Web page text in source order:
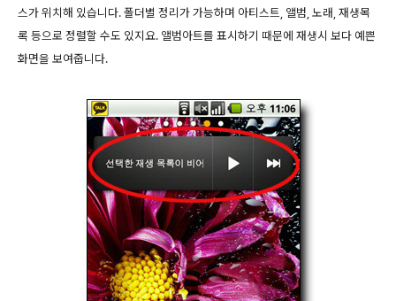
스가 위치해 있습니다. 폴더별 정리가 가능하며 아티스트, 앨범, 노래, 재생목
록 등으로 정렬할 수도 있지요. 앨범아트를 표시하기 때문에 재생시 보다 예쁜
화면을 보여줍니다.